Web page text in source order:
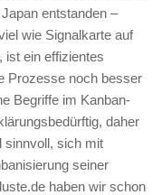
entstanden –
wie Signalkarte auf
ist ein effizientes
Prozesse noch besser
Begriffe im Kanban-
daher
sinnvoll, sich mit
seiner
haben wir schon